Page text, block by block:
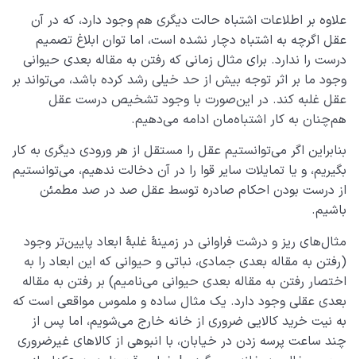
علاوه بر اطلاعات اشتباه حالت دیگری هم وجود دارد، که در آن
عقل اگرچه به اشتباه دچار نشده است، اما توان ابلاغ تصمیم
درست را ندارد. برای مثال زمانی که رفتن به مقاله بعدی حیوانی
وجود ما بر اثر توجه بیش از حد خیلی رشد کرده باشد، ‌می‌تواند بر
عقل غلبه کند. در این‌صورت با وجود تشخیص درست عقل
هم‌چنان به کار اشتباه‌مان ادامه می‌دهیم.
بنابراین اگر می‌توانستیم عقل را مستقل از هر ورودی دیگری به کار
بگیریم، و یا تمایلات سایر قوا را در آن دخالت ندهیم، می‌توانستیم
از درست بودن احکام صادره توسط عقل صد در صد مطمئن
باشیم.
مثال‌های ریز و درشت فراوانی در زمینۀ غلبۀ ابعاد پایین‌تر وجود
(رفتن به مقاله بعدی جمادی، نباتی و حیوانی که این ابعاد را به
اختصار رفتن به مقاله بعدی حیوانی می‌نامیم) بر رفتن به مقاله
بعدی عقلی وجود دارد. یک مثال ساده و ملموس مواقعی است که
به نیت خرید کالایی ضروری از خانه خارج می‌شویم، اما پس از
چند ساعت پرسه زدن در خیابان، با انبوهی از کالاهای غیرضروری